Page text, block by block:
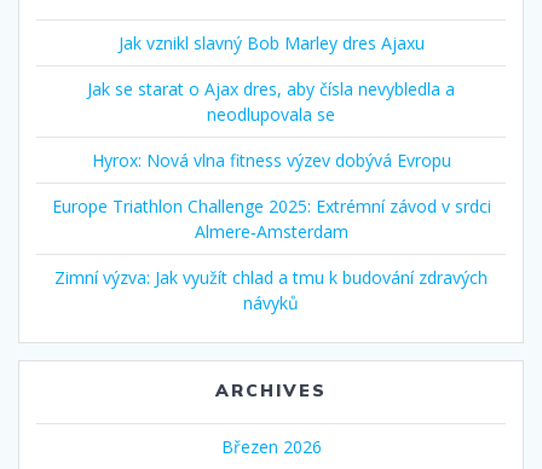
Jak vznikl slavný Bob Marley dres Ajaxu
Jak se starat o Ajax dres, aby čísla nevybledla a
neodlupovala se
Hyrox: Nová vlna fitness výzev dobývá Evropu
Europe Triathlon Challenge 2025: Extrémní závod v srdci
Almere‑Amsterdam
Zimní výzva: Jak využít chlad a tmu k budování zdravých
návyků
ARCHIVES
Březen 2026